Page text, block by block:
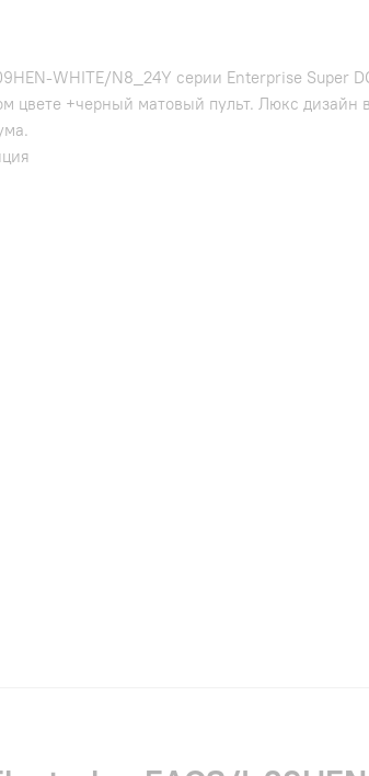
WHITE/N8_24Y серии Enterprise Super
цвете +черный матовый пульт. Люкс